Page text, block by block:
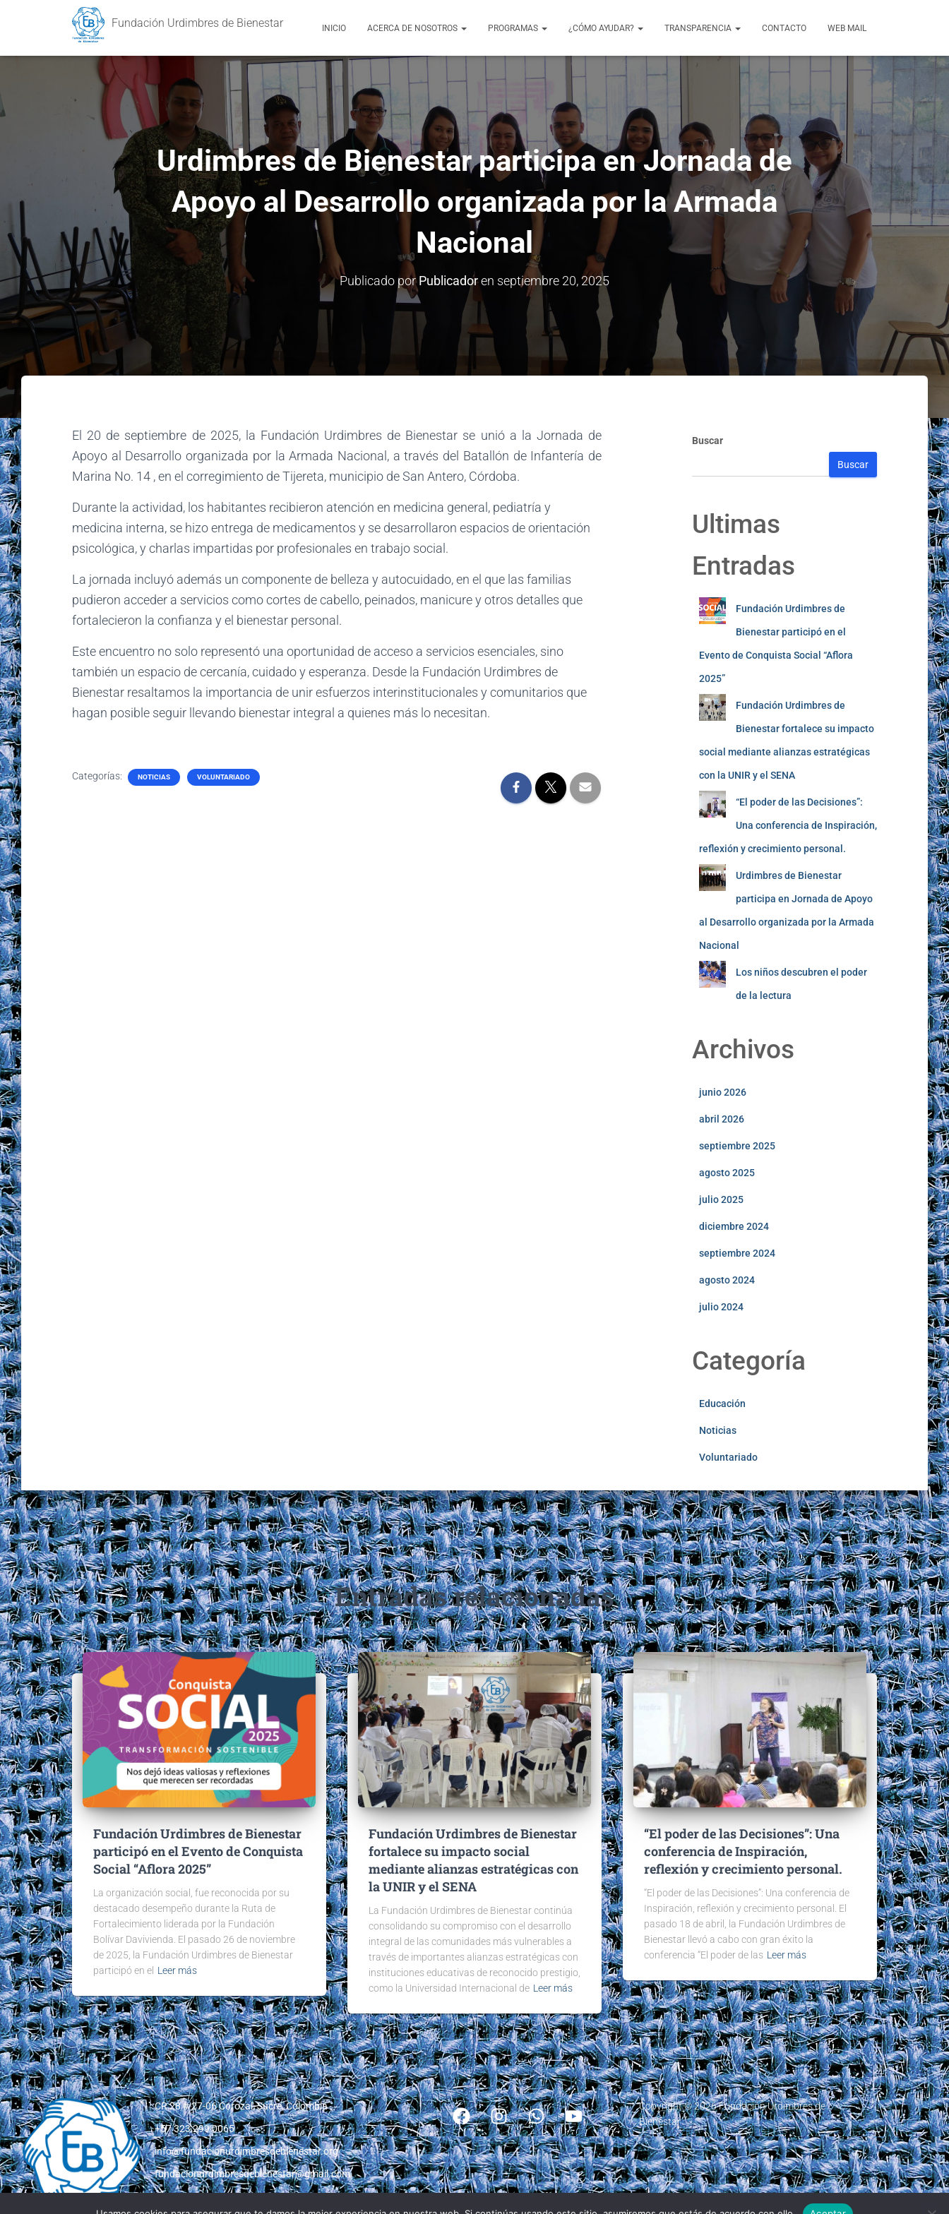
Fundación Urdimbres de Bienestar INICIO ACERCA DE NOSOTROS PROGRAMAS ¿CÓMO AYUDAR? TRANSPARENCIA CONTACTO WEB MAIL
Urdimbres de Bienestar participa en Jornada de
Apoyo al Desarrollo organizada por la Armada
Nacional
Publicado porPublicadoren septiembre 20, 2025
El 20 de septiembre de 2025, la Fundación Urdimbres de Bienestar se unió a la Jornada de
Apoyo al Desarrollo organizada por la Armada Nacional, a través del Batallón de Infantería de
Marina No. 14 , en el corregimiento de Tijereta, municipio de San Antero, Córdoba.
Durante la actividad, los habitantes recibieron atención en medicina general, pediatría y
medicina interna, se hizo entrega de medicamentos y se desarrollaron espacios de orientación
psicológica, y charlas impartidas por profesionales en trabajo social.
La jornada incluyó además un componente de belleza y autocuidado, en el que las familias
pudieron acceder a servicios como cortes de cabello, peinados, manicure y otros detalles que
fortalecieron la confianza y el bienestar personal.
Este encuentro no solo representó una oportunidad de acceso a servicios esenciales, sino
también un espacio de cercanía, cuidado y esperanza. Desde la Fundación Urdimbres de
Bienestar resaltamos la importancia de unir esfuerzos interinstitucionales y comunitarios que
hagan posible seguir llevando bienestar integral a quienes más lo necesitan.
Categorías: NOTICIAS VOLUNTARIADO
Buscar
Buscar
Ultimas
Entradas
Fundación Urdimbres de
Bienestar participó en el
Evento de Conquista Social “Aflora
2025”
Fundación Urdimbres de
Bienestar fortalece su impacto
social mediante alianzas estratégicas
con la UNIR y el SENA
“El poder de las Decisiones”:
Una conferencia de Inspiración,
reflexión y crecimiento personal.
Urdimbres de Bienestar
participa en Jornada de Apoyo
al Desarrollo organizada por la Armada
Nacional
Los niños descubren el poder
de la lectura
Archivos
junio 2026
abril 2026
septiembre 2025
agosto 2025
julio 2025
diciembre 2024
septiembre 2024
agosto 2024
julio 2024
Categoría
Educación
Noticias
Voluntariado
Entradas relacionadas
Fundación Urdimbres de Bienestar
participó en el Evento de Conquista
Social “Aflora 2025”
La organización social, fue reconocida por su
destacado desempeño durante la Ruta de
Fortalecimiento liderada por la Fundación
Bolívar Davivienda. El pasado 26 de noviembre
de 2025, la Fundación Urdimbres de Bienestar
participó en el Leer más
Fundación Urdimbres de Bienestar
fortalece su impacto social
mediante alianzas estratégicas con
la UNIR y el SENA
La Fundación Urdimbres de Bienestar continúa
consolidando su compromiso con el desarrollo
integral de las comunidades más vulnerables a
través de importantes alianzas estratégicas con
instituciones educativas de reconocido prestigio,
como la Universidad Internacional de Leer más
“El poder de las Decisiones”: Una
conferencia de Inspiración,
reflexión y crecimiento personal.
“El poder de las Decisiones”: Una conferencia de
Inspiración, reflexión y crecimiento personal. El
pasado 18 de abril, la Fundación Urdimbres de
Bienestar llevó a cabo con gran éxito la
conferencia “El poder de las Leer más
CR 28 # 27-06 Corozal, Sucre, Colombia
+57 323 299 0065
info@fundacionurdimbresdebienestar.org
fundacionurdimbresdebienestar@gmail.com
Copyright © 2026 Fundación Urdimbres de
Bienestar